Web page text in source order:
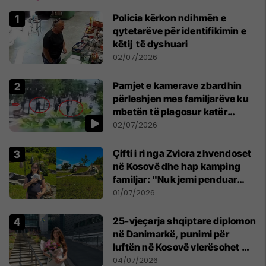
Policia kërkon ndihmën e
qytetarëve për identifikimin e
këtij të dyshuari
02/07/2026
Pamjet e kamerave zbardhin
përleshjen mes familjarëve ku
mbetën të plagosur katër
persona
02/07/2026
Çifti i ri nga Zvicra zhvendoset
në Kosovë dhe hap kamping
familjar: "Nuk jemi penduar
asnjë ditë"
01/07/2026
25-vjeçarja shqiptare diplomon
në Danimarkë, punimi për
luftën në Kosovë vlerësohet me
notën më të lartë
04/07/2026